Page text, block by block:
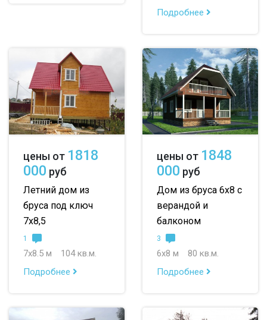
Подробнее
цены от 1818
000 руб
Летний дом из
бруса под ключ
7х8,5
1
7х8.5 м
104 кв.м.
Подробнее
цены от 1848
000 руб
Дом из бруса 6х8 с
верандой и
балконом
3
6х8 м
80 кв.м.
Подробнее